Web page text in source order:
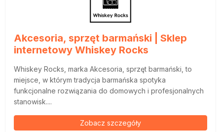
Akcesoria, sprzęt barmański | Sklep
internetowy Whiskey Rocks
Whiskey Rocks, marka Akcesoria, sprzęt barmański, to
miejsce, w którym tradycja barmańska spotyka
funkcjonalne rozwiązania do domowych i profesjonalnych
stanowisk....
Zobacz szczegóły